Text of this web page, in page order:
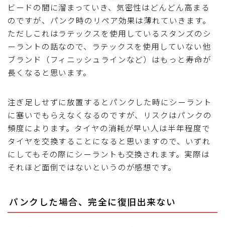
ビードの間に溜まっていき、気密性はどんどん高まる
のですが、パンク時のリペア効果は薄れていきます。
ただしこれはラテックスを使用しているスタンズのシ
ーラントの話なので、ラテックスを使用していない他
ブランド（フィニッシュラインなど）はもっと寿命が
長くなると思います。
注ぎ足しせずに放置するとパンクした時にシーラント
に塞いでもらえなくなるのですが、リスクはパンクの
頻度によります。タイヤの消耗が早い人は半年程度で
タイヤを交換することになると思いますので、いずれ
にしてもその際にシーラントも交換されます。実際は
それほど面倒ではないというのが感想です。
パンクした場合、完全に復旧出来ない